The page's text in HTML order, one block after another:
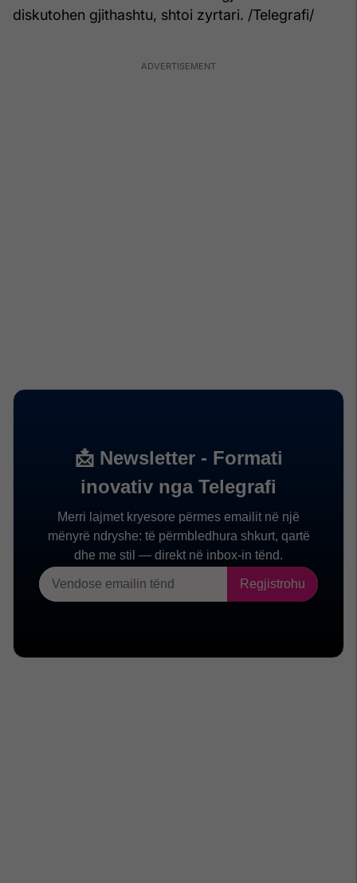
diskutohen gjithashtu, shtoi zyrtari. /Telegrafi/